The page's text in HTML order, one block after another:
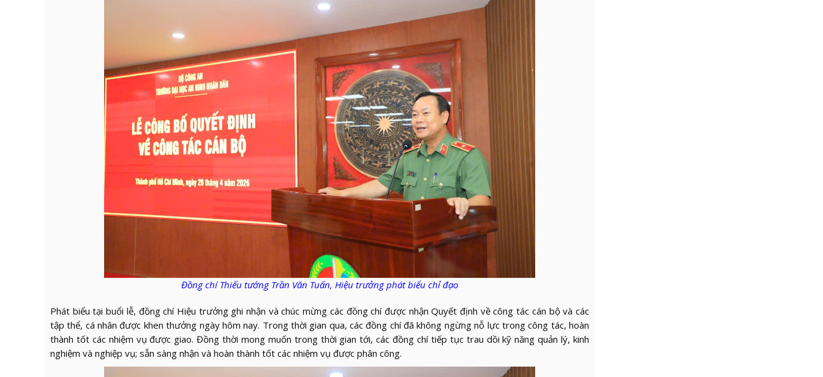
Đồng chí Thiếu tướng Trần Văn Tuấn, Hiệu trưởng phát biểu chỉ đạo
Phát biểu tại buổi lễ, đồng chí Hiệu trưởng ghi nhận và chúc mừng các đồng chí được nhận Quyết định về công tác cán bộ và các
tập thể, cá nhân được khen thưởng ngày hôm nay. Trong thời gian qua, các đồng chí đã không ngừng nỗ lực trong công tác, hoàn
thành tốt các nhiệm vụ được giao. Đồng thời mong muốn trong thời gian tới, các đồng chí tiếp tục trau dồi kỹ năng quản lý, kinh
nghiệm và nghiệp vụ; sẵn sàng nhận và hoàn thành tốt các nhiệm vụ được phân công.